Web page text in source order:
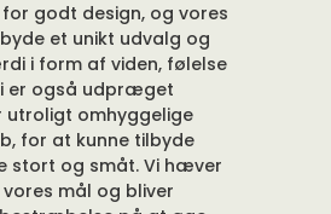
godt design, og vores
et unikt udvalg og
i form af viden, følelse
er også udpræget
utroligt omhyggelige
for at kunne tilbyde
stort og småt. Vi hæver
mål og bliver